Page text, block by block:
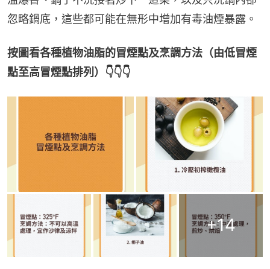
忽略鍋底，這些都可能在無形中增加有毒油煙暴露。
按圖看各種植物油脂的冒煙點及烹調方法（由低冒煙
點至高冒煙點排列）👇👇👇
+14